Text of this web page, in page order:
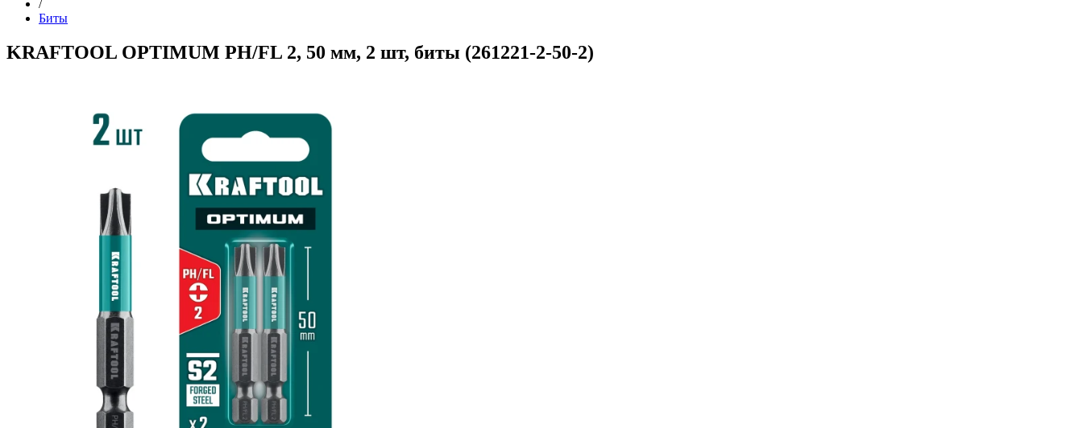
/
Биты
KRAFTOOL OPTIMUM PH/FL 2, 50 мм, 2 шт, биты (261221-2-50-2)